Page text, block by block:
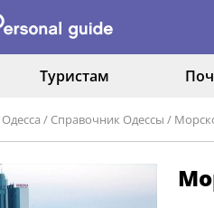
Туристам
Одесса / Справочник Одессы /